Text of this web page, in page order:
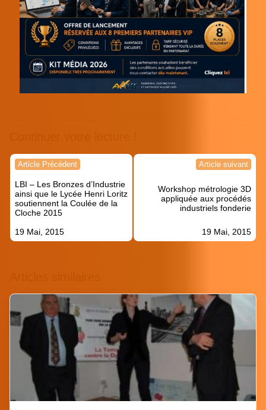
Navigation
l’article
Article Précédent
LBI – Les Bronzes d’Industrie
ainsi que le Lycée Henri Loritz
soutiennent la Coulée de la
Cloche 2015
19 Mai, 2015
Article suivant
Workshop métrologie 3D
appliquée aux procédés
industriels fonderie
19 Mai, 2015